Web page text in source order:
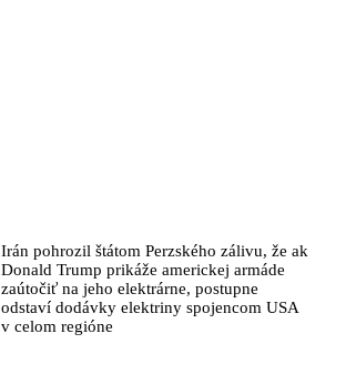
Irán pohrozil štátom Perzského zálivu, že ak
Donald Trump prikáže americkej armáde
zaútočiť na jeho elektrárne, postupne
odstaví dodávky elektriny spojencom USA
v celom regióne